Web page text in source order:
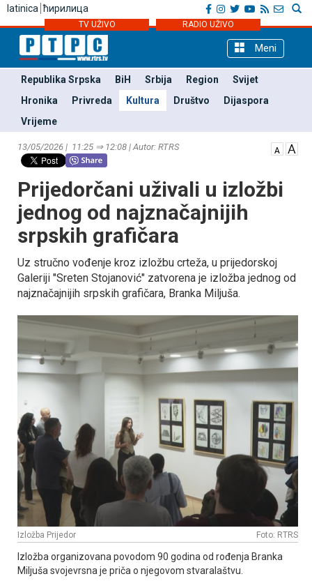
latinica ћирилица
TV UŽIVO RADIO UŽIVO
Meni
Republika Srpska BiH Srbija Region
Svijet
Hronika
Privreda Kultura Društvo
Dijaspora
Vrijeme
13/05/2026 | 11:25 ⇒ 12:08 | Autor: RTRS
Prijedorčani uživali u izložbi
jednog od najznačajnijih
srpskih grafičara
Uz stručno vođenje kroz izložbu crteža, u prijedorskoj
Galeriji "Sreten Stojanović" zatvorena je izložba jednog od
najznačajnijih srpskih grafičara, Branka Miljuša.
Izložba Prijedor Foto: RTRS
Izložba organizovana povodom 90 godina od rođenja Branka
Miljuša svojevrsna je priča o njegovom stvaralaštvu.